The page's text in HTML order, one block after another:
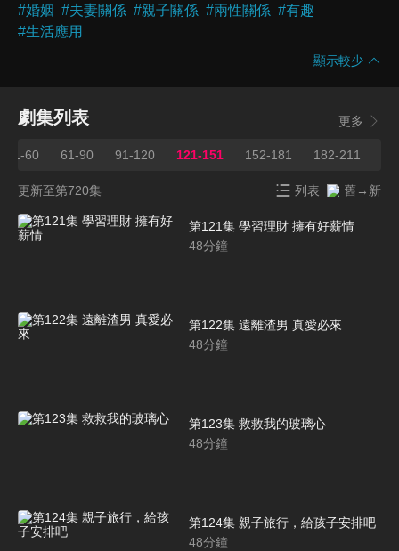
#婚姻 #夫妻關係 #親子關係 #兩性關係 #有趣
#生活應用
顯示較少
劇集列表 更多
31-60 61-90 91-120 121-151 152-181 182-211
更新至第720集 列表 舊→新
第121集 學習理財 擁有好薪情
48分鐘
第122集 遠離渣男 真愛必來
48分鐘
第123集 救救我的玻璃心
48分鐘
第124集 親子旅行，給孩子安排吧
48分鐘